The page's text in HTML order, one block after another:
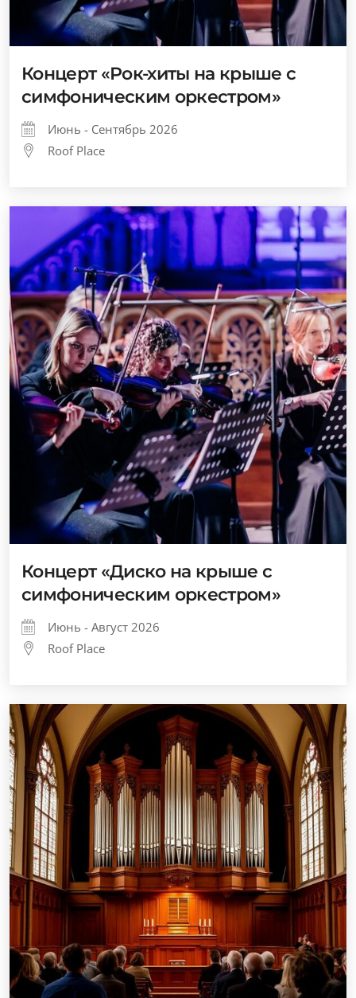
Концерт «Рок-хиты на крыше с
симфоническим оркестром»
Июнь - Сентябрь 2026
Roof Place
Концерт «Диско на крыше с
симфоническим оркестром»
Июнь - Август 2026
Roof Place